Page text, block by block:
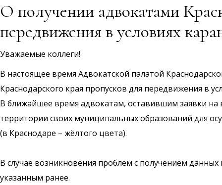
О получении адвокатами
передвижения в условиях
Уважаемые коллеги!
В настоящее время Адвокатской палатой
Краснодарского края пропусков для передвижения в
В ближайшее время адвокатам, оставившим заявки на
территории своих муниципальных образований для
(в Краснодаре – жёлтого цвета).
В случае возникновения проблем с получением
указанным ранее.